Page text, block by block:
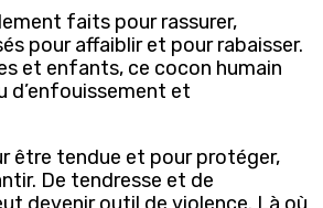
faits pour rassurer,
pour affaiblir et pour rabaisser.
et enfants, ce cocon humain
d’enfouissement et
être tendue et pour protéger,
De tendresse et de